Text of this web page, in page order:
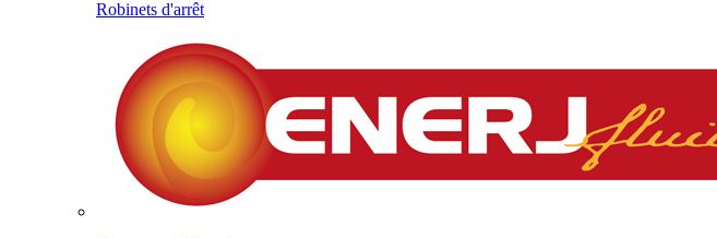
Robinets d'arrêt